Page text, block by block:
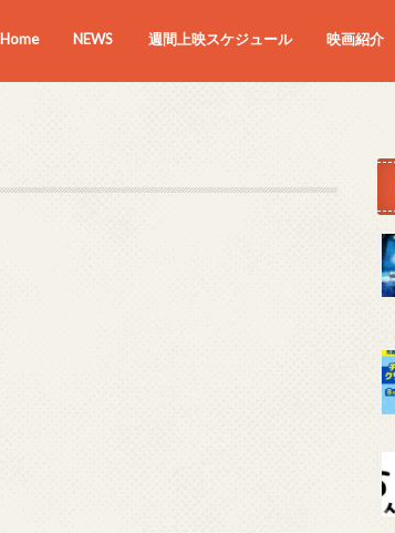
Home NEWS 週間上映スケジュール 映画紹介